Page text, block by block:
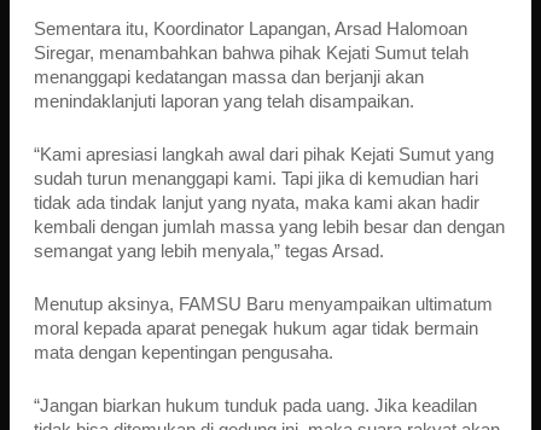
Sementara itu, Koordinator Lapangan, Arsad Halomoan
Siregar, menambahkan bahwa pihak Kejati Sumut telah
menanggapi kedatangan massa dan berjanji akan
menindaklanjuti laporan yang telah disampaikan.
“Kami apresiasi langkah awal dari pihak Kejati Sumut yang
sudah turun menanggapi kami. Tapi jika di kemudian hari
tidak ada tindak lanjut yang nyata, maka kami akan hadir
kembali dengan jumlah massa yang lebih besar dan dengan
semangat yang lebih menyala,” tegas Arsad.
Menutup aksinya, FAMSU Baru menyampaikan ultimatum
moral kepada aparat penegak hukum agar tidak bermain
mata dengan kepentingan pengusaha.
“Jangan biarkan hukum tunduk pada uang. Jika keadilan